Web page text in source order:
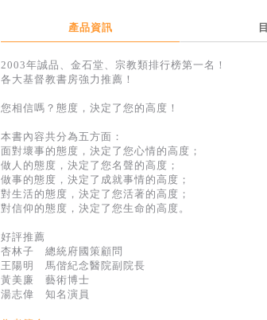
產品資訊
2003年誠品、金石堂、宗教類排行榜第一名！
各大基督教書房強力推薦！
您相信嗎？態度，決定了您的高度！
本書內容共分為五方面：
面對壞事的態度，決定了您心情的高度；
做人的態度，決定了您名聲的高度；
做事的態度，決定了成就事情的高度；
對生活的態度，決定了您活著的高度；
對信仰的態度，決定了您生命的高度。
好評推薦
杏林子 總統府國策顧問
王陽明 馬偕紀念醫院副院長
黃美廉 藝術博士
湯志偉 知名演員